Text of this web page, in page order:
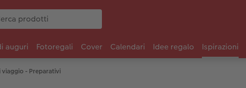
auguri Fotoregali Cover Calendari Idee regalo Ispirazioni
- Preparativi